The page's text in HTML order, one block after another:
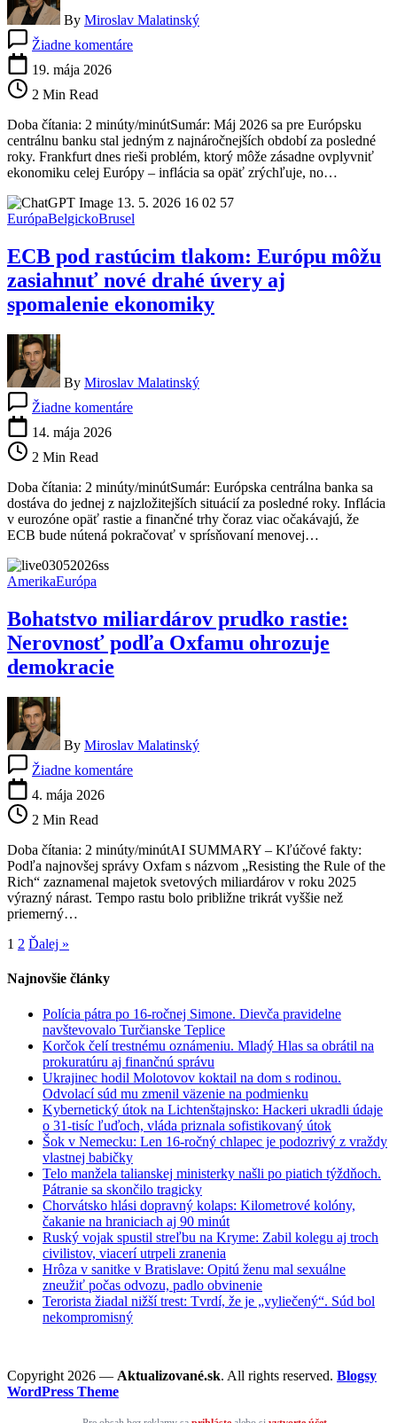
By Miroslav Malatinský
Žiadne komentáreECB
medzi
infláciou
a
krízou:
Európu
môžu
zasiahnuť
drahé
peniaze
19. mája 2026
2 Min Read
Doba čítania: 2 minúty/minútSumár: Máj 2026 sa pre Európsku
centrálnu banku stal jedným z najnáročnejších období za posledné
roky. Frankfurt dnes rieši problém, ktorý môže zásadne ovplyvniť
ekonomiku celej Európy – inflácia sa opäť zrýchľuje, no…
EurópaBelgickoBrusel
ECB pod rastúcim tlakom: Európu môžu
zasiahnuť nové drahé úvery aj
spomalenie ekonomiky
By Miroslav Malatinský
Žiadne komentáreECB
môžu
zasiahnuť
nové
drahé
14. mája 2026
2 Min Read
Doba čítania: 2 minúty/minútSumár: Európska centrálna banka sa
dostáva do jednej z najzložitejších situácií za posledné roky. Inflácia
v eurozóne opäť rastie a finančné trhy čoraz viac očakávajú, že
ECB bude nútená pokračovať v sprísňovaní menovej…
AmerikaEurópa
Bohatstvo miliardárov prudko rastie:
Nerovnosť podľa Oxfamu ohrozuje
demokracie
By Miroslav Malatinský
Žiadne komentáreBohatstvo
podľa
Oxfamu
ohrozuje
demokracie
4. mája 2026
2 Min Read
Doba čítania: 2 minúty/minútAI SUMMARY – Kľúčové fakty:
Podľa najnovšej správy Oxfam s názvom „Resisting the Rule of the
Rich“ zaznamenal majetok svetových miliardárov v roku 2025
výrazný nárast. Tempo rastu bolo približne trikrát vyššie než
priemerný…
1 2 Ďalej »
Najnovšie články
Polícia pátra po 16-ročnej Simone. Dievča pravidelne
navštevovalo Turčianske Teplice
Korčok čelí trestnému oznámeniu. Mladý Hlas sa obrátil na
prokuratúru aj finančnú správu
Ukrajinec hodil Molotovov koktail na dom s rodinou.
Odvolací súd mu zmenil väzenie na podmienku
Kybernetický útok na Lichtenštajnsko: Hackeri ukradli údaje
o 31-tisíc ľuďoch, vláda priznala sofistikovaný útok
Šok v Nemecku: Len 16-ročný chlapec je podozrivý z vraždy
vlastnej babičky
Telo manžela talianskej ministerky našli po piatich týždňoch.
Pátranie sa skončilo tragicky
Chorvátsko hlási dopravný kolaps: Kilometrové kolóny,
čakanie na hraniciach aj 90 minút
Ruský vojak spustil streľbu na Kryme: Zabil kolegu aj troch
civilistov, viacerí utrpeli zranenia
Hrôza v sanitke v Bratislave: Opitú ženu mal sexuálne
zneužiť počas odvozu, padlo obvinenie
Terorista žiadal nižší trest: Tvrdí, že je „vyliečený“. Súd bol
nekompromisný
Copyright 2026 — Aktualizované.sk. All rights reserved. Blogsy
WordPress Theme